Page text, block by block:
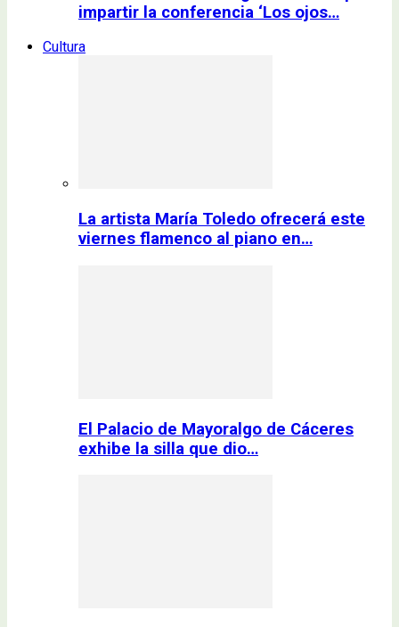
impartir la conferencia ‘Los ojos…
Cultura
La artista María Toledo ofrecerá este
viernes flamenco al piano en…
El Palacio de Mayoralgo de Cáceres
exhibe la silla que dio…